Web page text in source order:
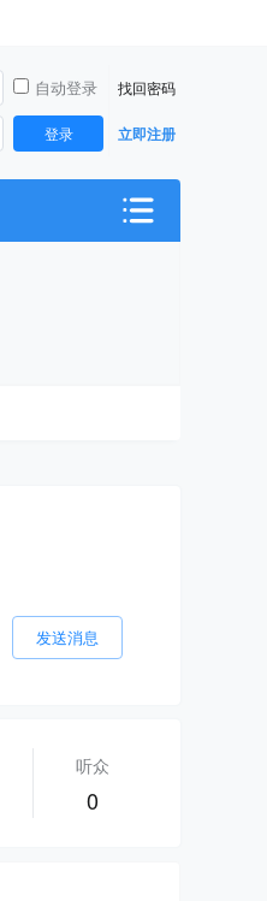
自动登录 找回密码
登录 立即注册
发送消息
听众
0